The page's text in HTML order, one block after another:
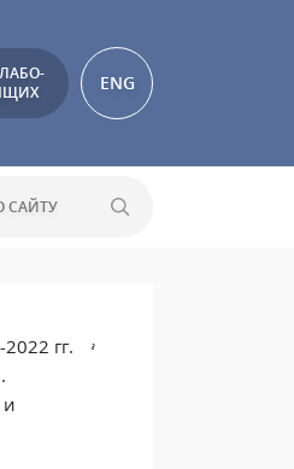
ENG
гг.
и